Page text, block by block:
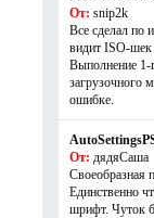
От: snip2k
Все сделал по
видит ISO-
Выполнение 1-
загрузочного
ошибке.
От: дядяСаша
Своеобразная
Единственно
шрифт. Чуток